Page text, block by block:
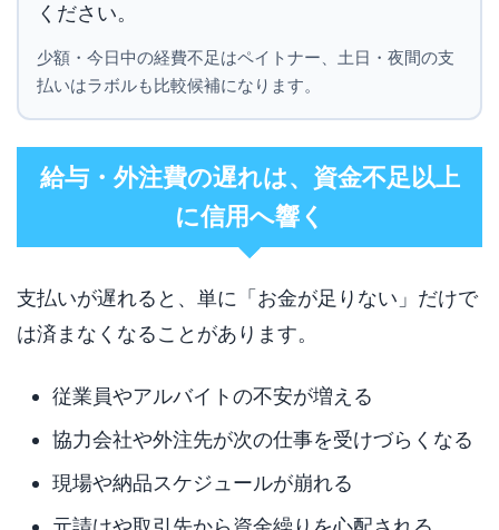
ください。
少額・今日中の経費不足はペイトナー、土日・夜間の支
払いはラボルも比較候補になります。
給与・外注費の遅れは、資金不足以上
に信用へ響く
支払いが遅れると、単に「お金が足りない」だけで
は済まなくなることがあります。
従業員やアルバイトの不安が増える
協力会社や外注先が次の仕事を受けづらくなる
現場や納品スケジュールが崩れる